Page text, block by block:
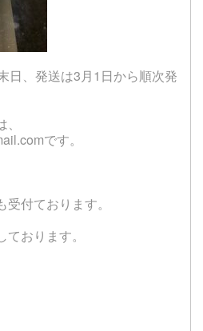
日、発送は3月1日から順次発
です。
付ております。
おります。